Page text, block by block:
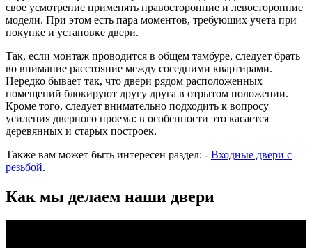
свое усмотрение применять правосторонние и левосторонние
модели. При этом есть пара моментов, требующих учета при
покупке и установке двери.
Так, если монтаж проводится в общем тамбуре, следует брать
во внимание расстояние между соседними квартирами.
Нередко бывает так, что двери рядом расположенных
помещений блокируют другу друга в отрытом положении.
Кроме того, следует внимательно подходить к вопросу
усиления дверного проема: в особенности это касается
деревянных и старых построек.
Также вам может быть интересен раздел: - Входные двери с
резьбой.
Как мы делаем наши двери